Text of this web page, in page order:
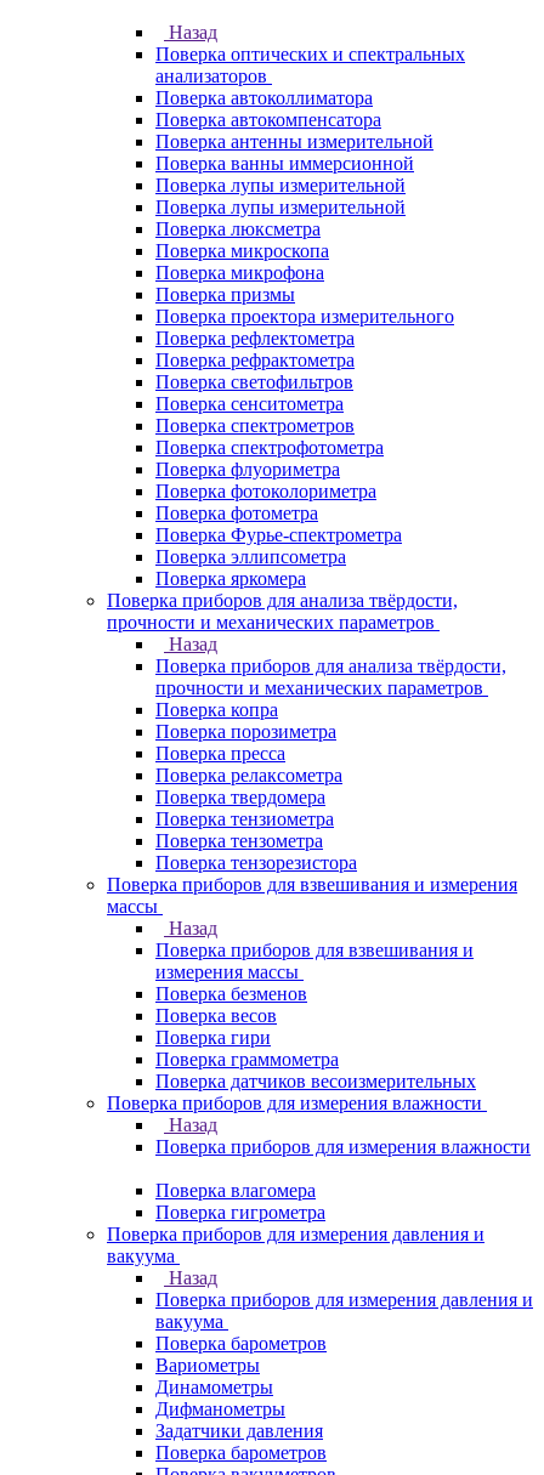
Назад
Поверка оптических и спектральных
анализаторов
Поверка автоколлиматора
Поверка автокомпенсатора
Поверка антенны измерительной
Поверка ванны иммерсионной
Поверка лупы измерительной
Поверка лупы измерительной
Поверка люксметра
Поверка микроскопа
Поверка микрофона
Поверка призмы
Поверка проектора измерительного
Поверка рефлектометра
Поверка рефрактометра
Поверка светофильтров
Поверка сенситометра
Поверка спектрометров
Поверка спектрофотометра
Поверка флуориметра
Поверка фотоколориметра
Поверка фотометра
Поверка Фурье-спектрометра
Поверка эллипсометра
Поверка яркомера
Поверка приборов для анализа твёрдости,
прочности и механических параметров
Назад
Поверка приборов для анализа твёрдости,
прочности и механических параметров
Поверка копра
Поверка порозиметра
Поверка пресса
Поверка релаксометра
Поверка твердомера
Поверка тензиометра
Поверка тензометра
Поверка тензорезистора
Поверка приборов для взвешивания и измерения
массы
Назад
Поверка приборов для взвешивания и
измерения массы
Поверка безменов
Поверка весов
Поверка гири
Поверка граммометра
Поверка датчиков весоизмерительных
Поверка приборов для измерения влажности
Назад
Поверка приборов для измерения влажности
Поверка влагомера
Поверка гигрометра
Поверка приборов для измерения давления и
вакуума
Назад
Поверка приборов для измерения давления и
вакуума
Поверка барометров
Вариометры
Динамометры
Дифманометры
Задатчики давления
Поверка барометров